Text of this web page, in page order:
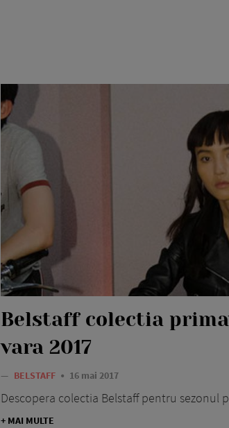
Belstaff colectia
vara 2017
— BELSTAFF 16 mai 2017
Descopera colectia Belstaff pentru sezonul
+ MAI MULTE